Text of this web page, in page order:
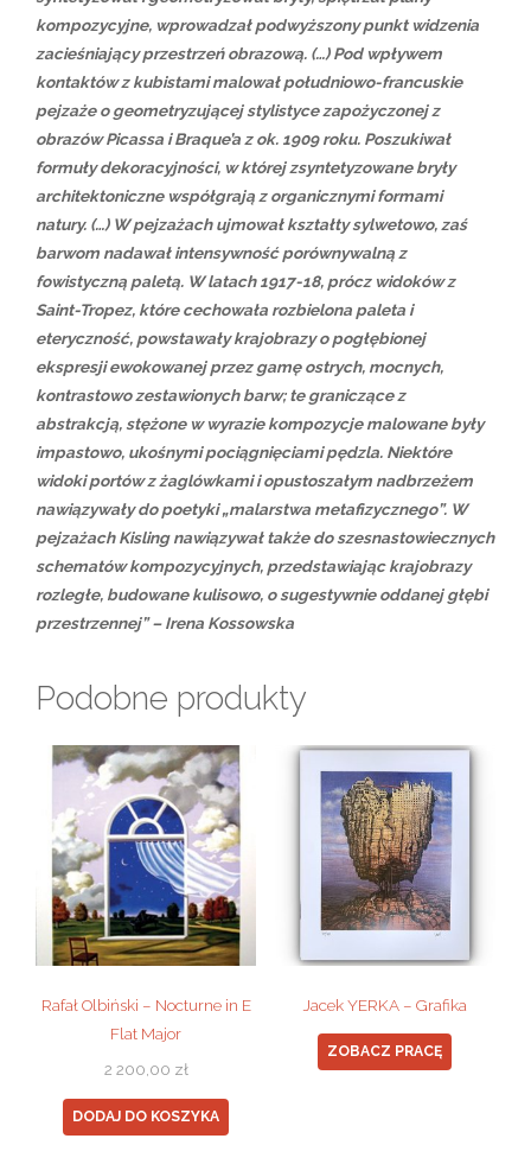
kompozycyjne, wprowadzał podwyższony punkt widzenia
zacieśniający przestrzeń obrazową. (…) Pod wpływem
kontaktów z kubistami malował południowo-francuskie
pejzaże o geometryzującej stylistyce zapożyczonej z
obrazów Picassa i Braque’a z ok. 1909 roku. Poszukiwał
formuły dekoracyjności, w której zsyntetyzowane bryły
architektoniczne współgrają z organicznymi formami
natury. (…) W pejzażach ujmował kształty sylwetowo, zaś
barwom nadawał intensywność porównywalną z
fowistyczną paletą. W latach 1917-18, prócz widoków z
Saint-Tropez, które cechowała rozbielona paleta i
eteryczność, powstawały krajobrazy o pogłębionej
ekspresji ewokowanej przez gamę ostrych, mocnych,
kontrastowo zestawionych barw; te graniczące z
abstrakcją, stężone w wyrazie kompozycje malowane były
impastowo, ukośnymi pociągnięciami pędzla. Niektóre
widoki portów z żaglówkami i opustoszałym nadbrzeżem
nawiązywały do poetyki „malarstwa metafizycznego”. W
pejzażach Kisling nawiązywał także do szesnastowiecznych
schematów kompozycyjnych, przedstawiając krajobrazy
rozległe, budowane kulisowo, o sugestywnie oddanej głębi
przestrzennej” – Irena Kossowska
Podobne produkty
Rafał Olbiński – Nocturne in E
Flat Major
2 200,00 zł
DODAJ DO KOSZYKA
Jacek YERKA – Grafika
ZOBACZ PRACĘ